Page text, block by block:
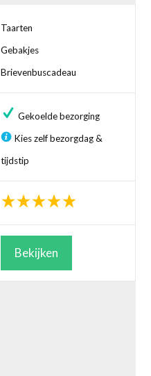
Taarten
Gebakjes
Brievenbuscadeau
Gekoelde bezorging
Kies zelf bezorgdag &
tijdstip
Bekijken